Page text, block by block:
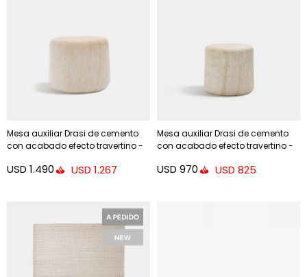
Mesa auxiliar Drasi de cemento
con acabado efecto travertino -
USD 1.490 USD 1.267
Mesa auxiliar Drasi de cemento
con acabado efecto travertino -
USD 970 USD 825